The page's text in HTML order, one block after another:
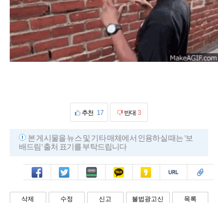
추천 17 반대 3
본 게시물을 뉴스 및 기타 매체에서 인용하실 때는 '보
배드림' 출처 표기를 부탁드립니다
페북 트윗 밴드 카톡 카스 복사 스크랩
삭제 수정 신고
불법광고신
목록